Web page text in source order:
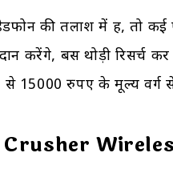
की तलाश में हैं, तो
करेंगे, बस थोड़ी रिसर्च
15000 रुपए के मूल्य वर्ग